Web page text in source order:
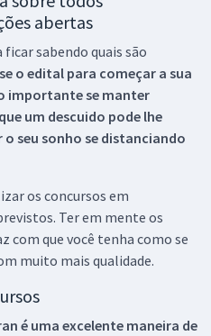
abertas
sabendo quais são
o edital para começar a sua
importante se manter
um descuido pode lhe
seu sonho se distanciando
os concursos em
Ter em mente os
com que você tenha como se
muito mais qualidade.
é uma excelente maneira de